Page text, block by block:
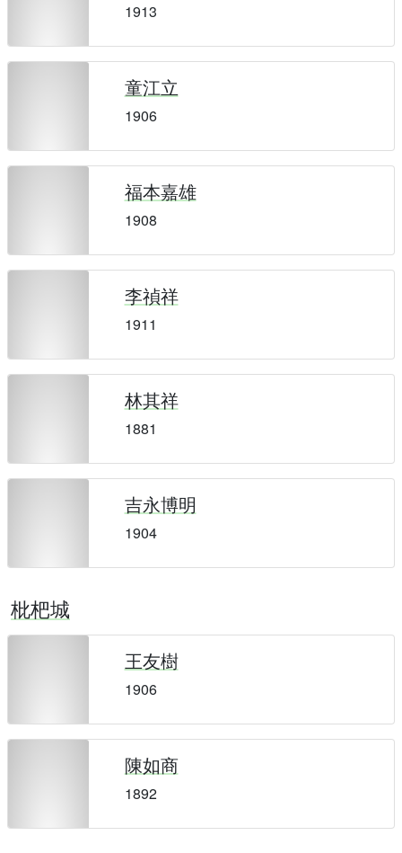
1913
童江立
1906
福本嘉雄
1908
李禎祥
1911
林其祥
1881
吉永博明
1904
枇杷城
王友樹
1906
陳如商
1892